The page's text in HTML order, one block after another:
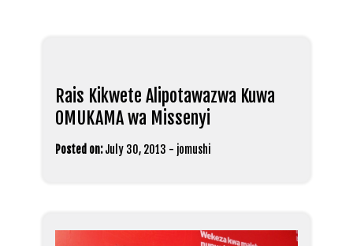
Rais Kikwete Alipotawazwa Kuwa
OMUKAMA wa Missenyi
Posted on: July 30, 2013 - jomushi